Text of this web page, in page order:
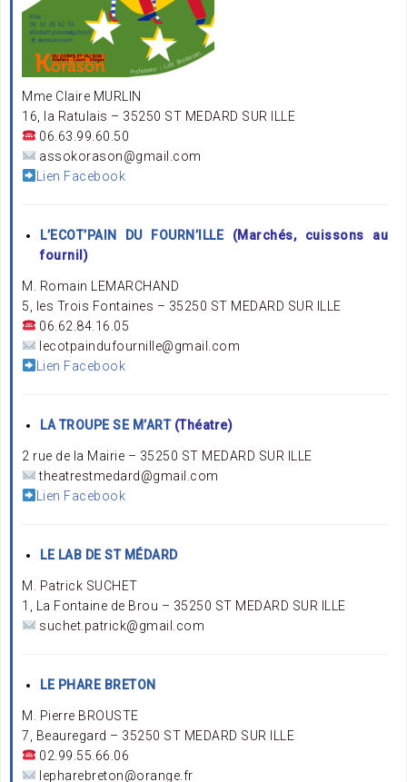
Mme Claire MURLIN
16, la Ratulais – 35250 ST MEDARD SUR ILLE
06.63.99.60.50
assokorason@gmail.com
Lien Facebook
L’ECOT’PAIN DU FOURN’ILLE
(Marchés, cuissons au
fournil)
M. Romain LEMARCHAND
5, les Trois Fontaines – 35250 ST MEDARD SUR ILLE
06.62.84.16.05
lecotpaindufournille@gmail.com
Lien Facebook
LA TROUPE SE M’ART (Théatre)
2 rue de la Mairie – 35250 ST MEDARD SUR ILLE
theatrestmedard@gmail.com
Lien Facebook
LE LAB DE ST MÉDARD
M. Patrick SUCHET
1, La Fontaine de Brou – 35250 ST MEDARD SUR ILLE
suchet.patrick@gmail.com
LE PHARE BRETON
M. Pierre BROUSTE
7, Beauregard – 35250 ST MEDARD SUR ILLE
02.99.55.66.06
lepharebreton@orange.fr